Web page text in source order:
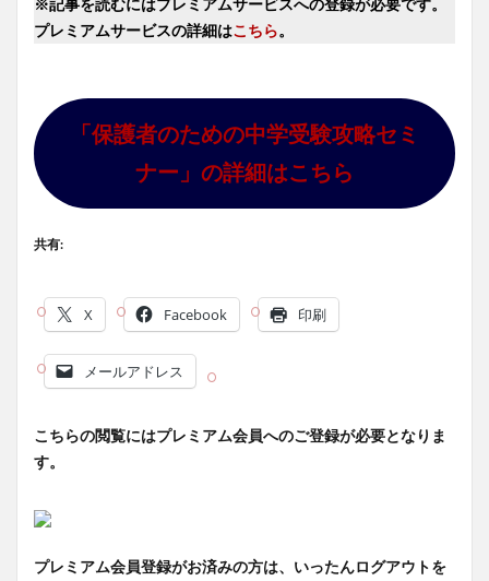
※記事を読むにはプレミアムサービスへの登録が必要です。
プレミアムサービスの詳細はこちら。
「保護者のための中学受験攻略セミ
ナー」の詳細はこちら
共有:
X Facebook 印刷
メールアドレス
こちらの閲覧にはプレミアム会員へのご登録が必要となりま
す。
プレミアム会員登録がお済みの方は、いったんログアウトを